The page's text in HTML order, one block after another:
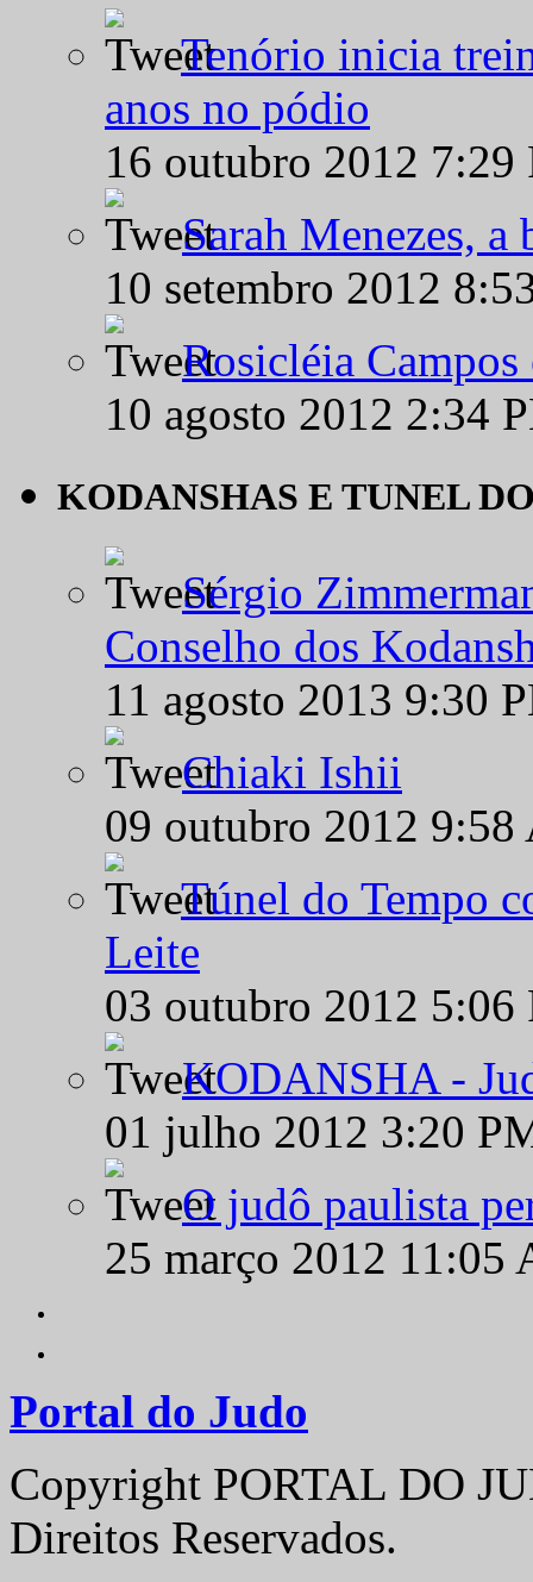
Tenório inicia
anos no pódio
16 outubro 2012
Sarah Menezes,
10 setembro 2012
Rosicléia
10 agosto 2012 2:34
KODANSHAS E TUNEL
Sérgio
Conselho dos
11 agosto 2013 9:30
Chiaki Ishii
09 outubro 2012
Túnel do Tempo
Leite
03 outubro 2012
KODANSHA -
01 julho 2012 3:20
O judô paulista
25 março 2012
Portal do Judo
Copyright PORTAL DO
Direitos Reservados.